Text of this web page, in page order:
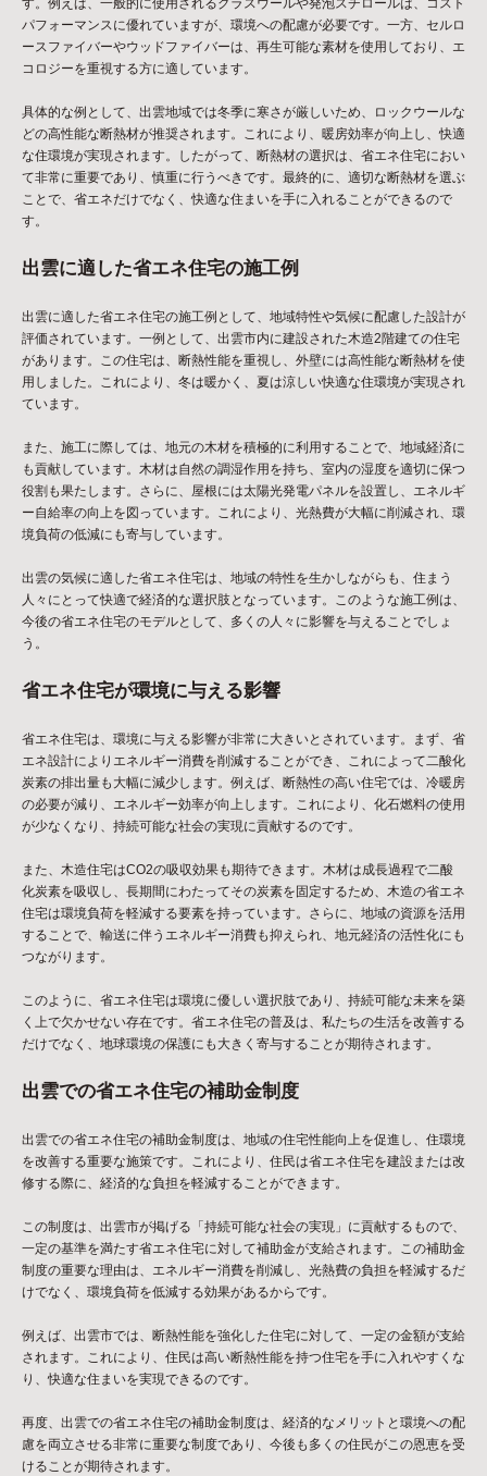
す。例えば、一般的に使用されるグラスウールや発泡スチロールは、コスト
パフォーマンスに優れていますが、環境への配慮が必要です。一方、セルロ
ースファイバーやウッドファイバーは、再生可能な素材を使用しており、エ
コロジーを重視する方に適しています。
具体的な例として、出雲地域では冬季に寒さが厳しいため、ロックウールな
どの高性能な断熱材が推奨されます。これにより、暖房効率が向上し、快適
な住環境が実現されます。したがって、断熱材の選択は、省エネ住宅におい
て非常に重要であり、慎重に行うべきです。最終的に、適切な断熱材を選ぶ
ことで、省エネだけでなく、快適な住まいを手に入れることができるので
す。
出雲に適した省エネ住宅の施工例
出雲に適した省エネ住宅の施工例として、地域特性や気候に配慮した設計が
評価されています。一例として、出雲市内に建設された木造2階建ての住宅
があります。この住宅は、断熱性能を重視し、外壁には高性能な断熱材を使
用しました。これにより、冬は暖かく、夏は涼しい快適な住環境が実現され
ています。
また、施工に際しては、地元の木材を積極的に利用することで、地域経済に
も貢献しています。木材は自然の調湿作用を持ち、室内の湿度を適切に保つ
役割も果たします。さらに、屋根には太陽光発電パネルを設置し、エネルギ
ー自給率の向上を図っています。これにより、光熱費が大幅に削減され、環
境負荷の低減にも寄与しています。
出雲の気候に適した省エネ住宅は、地域の特性を生かしながらも、住まう
人々にとって快適で経済的な選択肢となっています。このような施工例は、
今後の省エネ住宅のモデルとして、多くの人々に影響を与えることでしょ
う。
省エネ住宅が環境に与える影響
省エネ住宅は、環境に与える影響が非常に大きいとされています。まず、省
エネ設計によりエネルギー消費を削減することができ、これによって二酸化
炭素の排出量も大幅に減少します。例えば、断熱性の高い住宅では、冷暖房
の必要が減り、エネルギー効率が向上します。これにより、化石燃料の使用
が少なくなり、持続可能な社会の実現に貢献するのです。
また、木造住宅はCO2の吸収効果も期待できます。木材は成長過程で二酸
化炭素を吸収し、長期間にわたってその炭素を固定するため、木造の省エネ
住宅は環境負荷を軽減する要素を持っています。さらに、地域の資源を活用
することで、輸送に伴うエネルギー消費も抑えられ、地元経済の活性化にも
つながります。
このように、省エネ住宅は環境に優しい選択肢であり、持続可能な未来を築
く上で欠かせない存在です。省エネ住宅の普及は、私たちの生活を改善する
だけでなく、地球環境の保護にも大きく寄与することが期待されます。
出雲での省エネ住宅の補助金制度
出雲での省エネ住宅の補助金制度は、地域の住宅性能向上を促進し、住環境
を改善する重要な施策です。これにより、住民は省エネ住宅を建設または改
修する際に、経済的な負担を軽減することができます。
この制度は、出雲市が掲げる「持続可能な社会の実現」に貢献するもので、
一定の基準を満たす省エネ住宅に対して補助金が支給されます。この補助金
制度の重要な理由は、エネルギー消費を削減し、光熱費の負担を軽減するだ
けでなく、環境負荷を低減する効果があるからです。
例えば、出雲市では、断熱性能を強化した住宅に対して、一定の金額が支給
されます。これにより、住民は高い断熱性能を持つ住宅を手に入れやすくな
り、快適な住まいを実現できるのです。
再度、出雲での省エネ住宅の補助金制度は、経済的なメリットと環境への配
慮を両立させる非常に重要な制度であり、今後も多くの住民がこの恩恵を受
けることが期待されます。